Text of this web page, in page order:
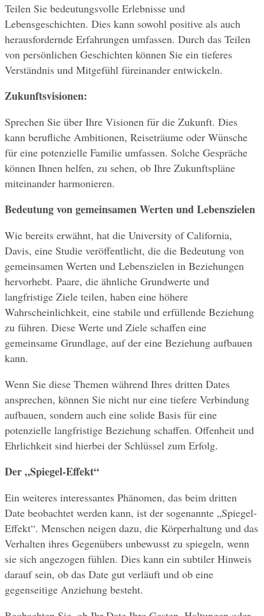
Teilen Sie bedeutungsvolle Erlebnisse und
Lebensgeschichten. Dies kann sowohl positive als auch
herausfordernde Erfahrungen umfassen. Durch das Teilen
von persönlichen Geschichten können Sie ein tieferes
Verständnis und Mitgefühl füreinander entwickeln.
Zukunftsvisionen:
Sprechen Sie über Ihre Visionen für die Zukunft. Dies
kann berufliche Ambitionen, Reiseträume oder Wünsche
für eine potenzielle Familie umfassen. Solche Gespräche
können Ihnen helfen, zu sehen, ob Ihre Zukunftspläne
miteinander harmonieren.
Bedeutung von gemeinsamen Werten und Lebenszielen
Wie bereits erwähnt, hat die University of California,
Davis, eine Studie veröffentlicht, die die Bedeutung von
gemeinsamen Werten und Lebenszielen in Beziehungen
hervorhebt. Paare, die ähnliche Grundwerte und
langfristige Ziele teilen, haben eine höhere
Wahrscheinlichkeit, eine stabile und erfüllende Beziehung
zu führen. Diese Werte und Ziele schaffen eine
gemeinsame Grundlage, auf der eine Beziehung aufbauen
kann.
Wenn Sie diese Themen während Ihres dritten Dates
ansprechen, können Sie nicht nur eine tiefere Verbindung
aufbauen, sondern auch eine solide Basis für eine
potenzielle langfristige Beziehung schaffen. Offenheit und
Ehrlichkeit sind hierbei der Schlüssel zum Erfolg.
Der „Spiegel-Effekt“
Ein weiteres interessantes Phänomen, das beim dritten
Date beobachtet werden kann, ist der sogenannte „Spiegel-
Effekt“. Menschen neigen dazu, die Körperhaltung und das
Verhalten ihres Gegenübers unbewusst zu spiegeln, wenn
sie sich angezogen fühlen. Dies kann ein subtiler Hinweis
darauf sein, ob das Date gut verläuft und ob eine
gegenseitige Anziehung besteht.